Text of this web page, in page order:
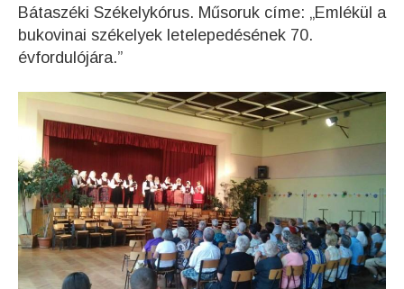
Bátaszéki Székelykórus. Műsoruk címe: „Emlékül a
bukovinai székelyek letelepedésének 70.
évfordulójára.”